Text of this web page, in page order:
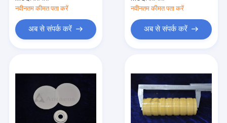
नवीनतम कीमत पता करें
अब से संपर्क करें
नवीनतम कीमत पता करें
अब से संपर्क करें